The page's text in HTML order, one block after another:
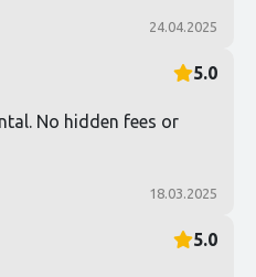
24.04.2025
5.0
No hidden fees or
18.03.2025
5.0